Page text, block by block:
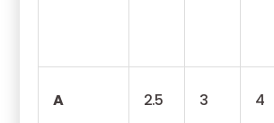
A 2.5 3 4